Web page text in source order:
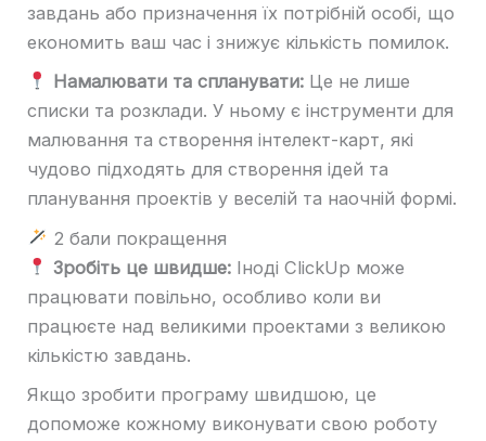
завдань або призначення їх потрібній особі, що
економить ваш час і знижує кількість помилок.
Намалювати та спланувати:Це не лише
списки та розклади. У ньому є інструменти для
малювання та створення інтелект-карт, які
чудово підходять для створення ідей та
планування проектів у веселій та наочній формі.
2 бали покращення
Зробіть це швидше:Іноді ClickUp може
працювати повільно, особливо коли ви
працюєте над великими проектами з великою
кількістю завдань.
Якщо зробити програму швидшою, це
допоможе кожному виконувати свою роботу